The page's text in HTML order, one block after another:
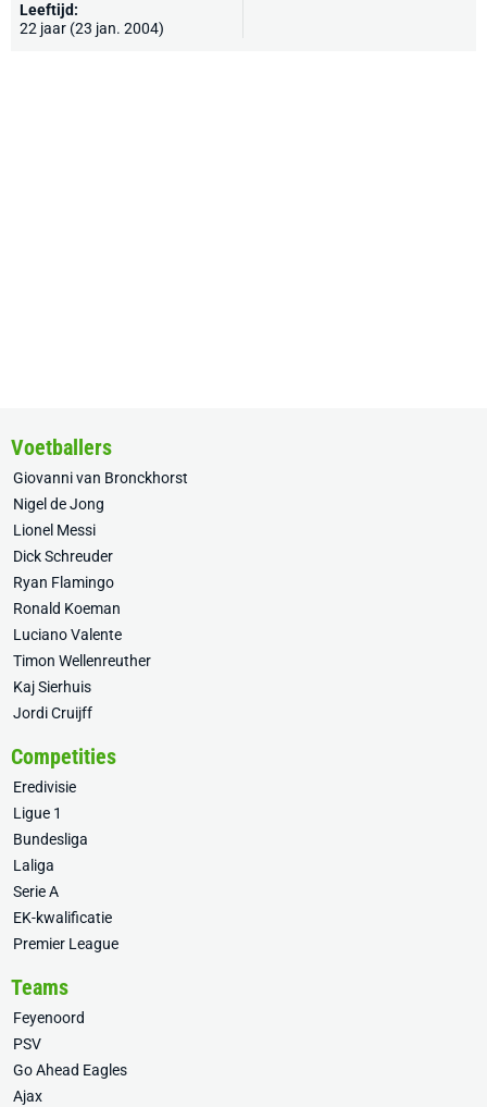
Leeftijd:
22 jaar (23 jan. 2004)
Voetballers
Giovanni van Bronckhorst
Nigel de Jong
Lionel Messi
Dick Schreuder
Ryan Flamingo
Ronald Koeman
Luciano Valente
Timon Wellenreuther
Kaj Sierhuis
Jordi Cruijff
Competities
Eredivisie
Ligue 1
Bundesliga
Laliga
Serie A
EK-kwalificatie
Premier League
Teams
Feyenoord
PSV
Go Ahead Eagles
Ajax